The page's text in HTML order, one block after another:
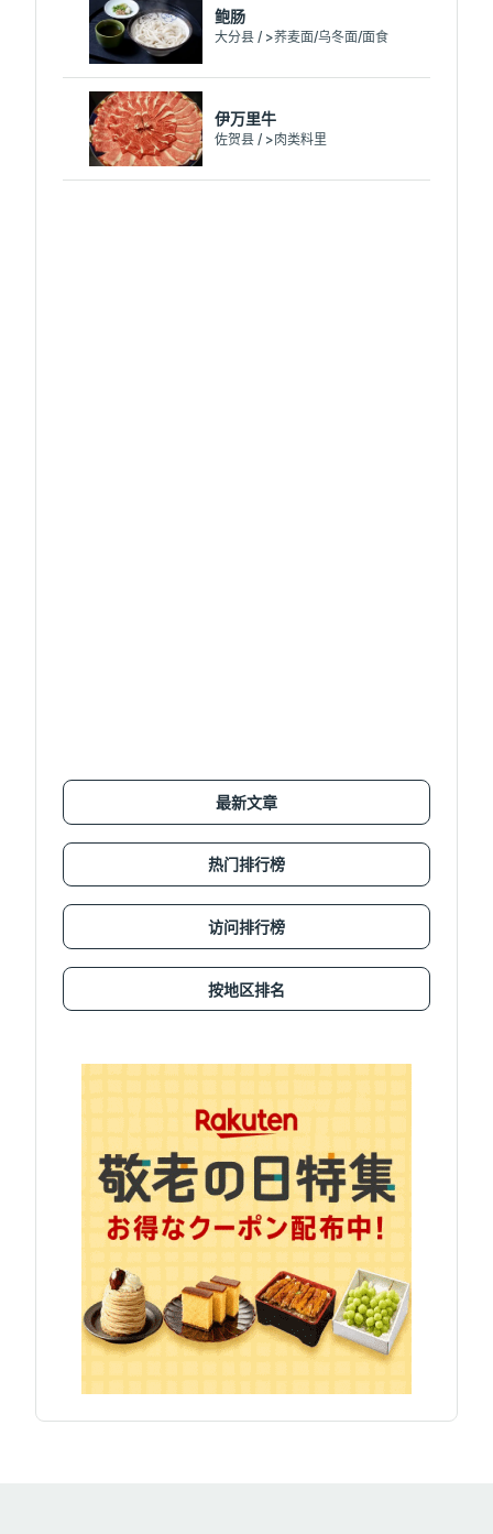
鲍肠
大分县 / >荞麦面/乌冬面/面食
伊万里牛
佐贺县 / >肉类料里
最新文章
热门排行榜
访问排行榜
按地区排名